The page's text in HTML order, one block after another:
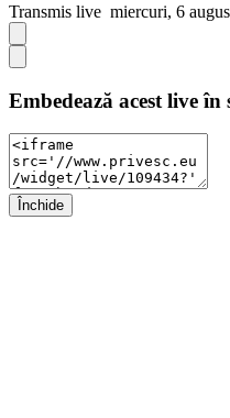
Transmis live miercuri, 6
Embedează acest live în
Închide